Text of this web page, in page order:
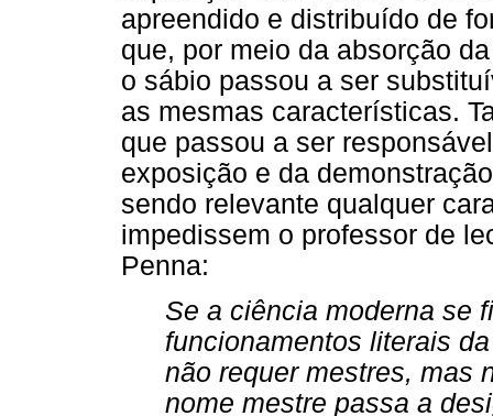
apreendido e distribuído de
que, por meio da absorção
o sábio passou a ser
as mesmas características.
que passou a ser
exposição e da
sendo relevante qualquer
impedissem o professor de
Penna:
Se a ciência moderna se
funcionamentos literais
não requer mestres, mas
nome mestre passa a